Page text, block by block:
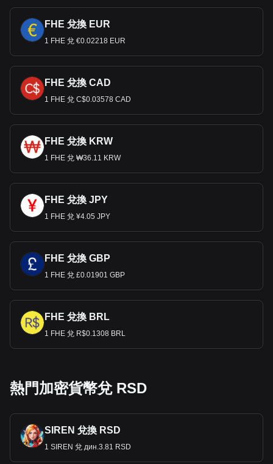
FHE 兌換 EUR
1 FHE 兌 €0.02218 EUR
FHE 兌換 CAD
1 FHE 兌 C$0.03578 CAD
FHE 兌換 KRW
1 FHE 兌 ₩36.11 KRW
FHE 兌換 JPY
1 FHE 兌 ¥4.05 JPY
FHE 兌換 GBP
1 FHE 兌 £0.01901 GBP
FHE 兌換 BRL
1 FHE 兌 R$0.1308 BRL
熱門加密貨幣兌 RSD
SIREN 兌換 RSD
1 SIREN 兌 дин.3.81 RSD